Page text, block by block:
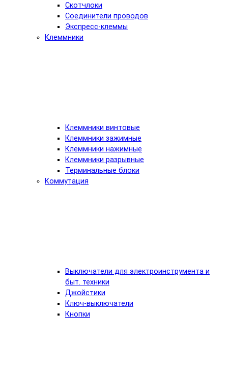
Скотчлоки
Соединители проводов
Экспресс-клеммы
Клеммники
Клеммники винтовые
Клеммники зажимные
Клеммники нажимные
Клеммники разрывные
Терминальные блоки
Коммутация
Выключатели для электроинструмента и
быт. техники
Джойстики
Ключ-выключатели
Кнопки